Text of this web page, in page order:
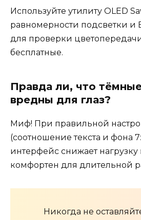
Используйте утилиту OLED
равномерности подсветки и
для проверки
бесплатные.
Правда ли, что
вредны для глаз?
Миф! При правильной
(соотношение текста и фона
интерфейс снижает нагрузку
комфортен для длительной
Никогда не